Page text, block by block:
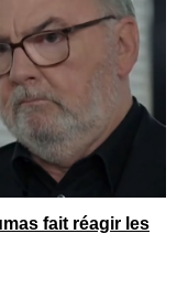
fait réagir les